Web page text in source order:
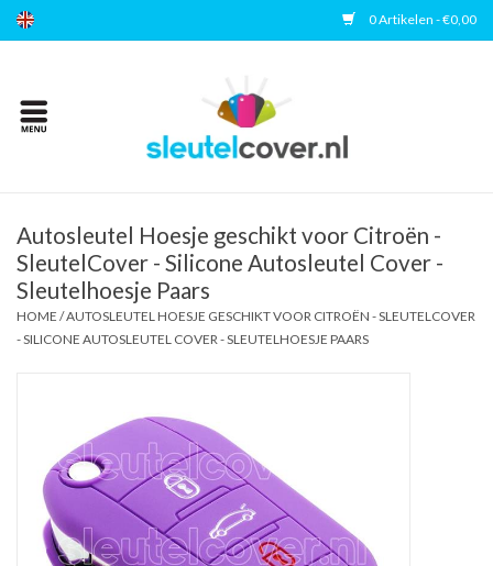
0 Artikelen - €0,00
Home
Accessoires
Veelgestelde vragen
Autosleutel Hoesje geschikt voor Citroën -
SleutelCover - Silicone Autosleutel Cover -
Sleutelhoesje Paars
HOME /AUTOSLEUTEL HOESJE GESCHIKT VOOR CITROËN - SLEUTELCOVER
- SILICONE AUTOSLEUTEL COVER - SLEUTELHOESJE PAARS